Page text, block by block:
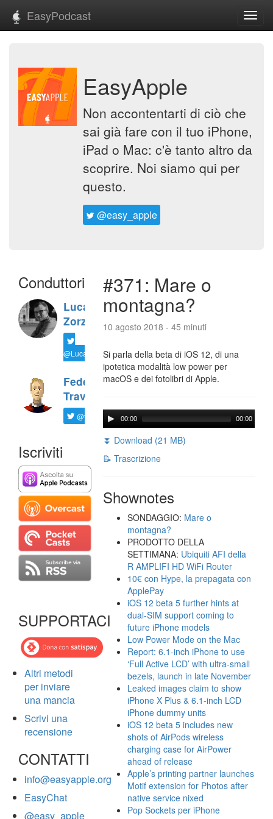
EasyPodcast
EasyApple
Non accontentarti di ciò che
sai già fare con il tuo iPhone,
iPad o Mac: c'è tanto altro da
scoprire. Noi siamo qui per
questo.
@easy_apple
Conduttori
Luca
Zorzi
@LucaTNT
Federico
Travaini
@ftrava
Iscriviti
SUPPORTACI
Altri metodi
per inviare
una mancia
Scrivi una
recensione
CONTATTI
info@easyapple.org
EasyChat
@easy_apple
#371: Mare o
montagna?
10 agosto 2018 - 45 minuti
Si parla della beta di iOS 12, di una
ipotetica modalità low power per
macOS e dei fotolibri di Apple.
00:00 00:00
⏬ Download (21 MB)
📝 Trascrizione
Shownotes
SONDAGGIO: Mare o
montagna?
PRODOTTO DELLA
SETTIMANA: Ubiquiti AFI della
R AMPLIFI HD WiFi Router
10€ con Hype, la prepagata con
ApplePay
iOS 12 beta 5 further hints at
dual-SIM support coming to
future iPhone models
Low Power Mode on the Mac
Report: 6.1-inch iPhone to use
‘Full Active LCD’ with ultra-small
bezels, launch in late November
Leaked images claim to show
iPhone X Plus & 6.1-inch LCD
iPhone dummy units
iOS 12 beta 5 includes new
shots of AirPods wireless
charging case for AirPower
ahead of release
Apple’s printing partner launches
Motif extension for Photos after
native service nixed
Pop Sockets per iPhone